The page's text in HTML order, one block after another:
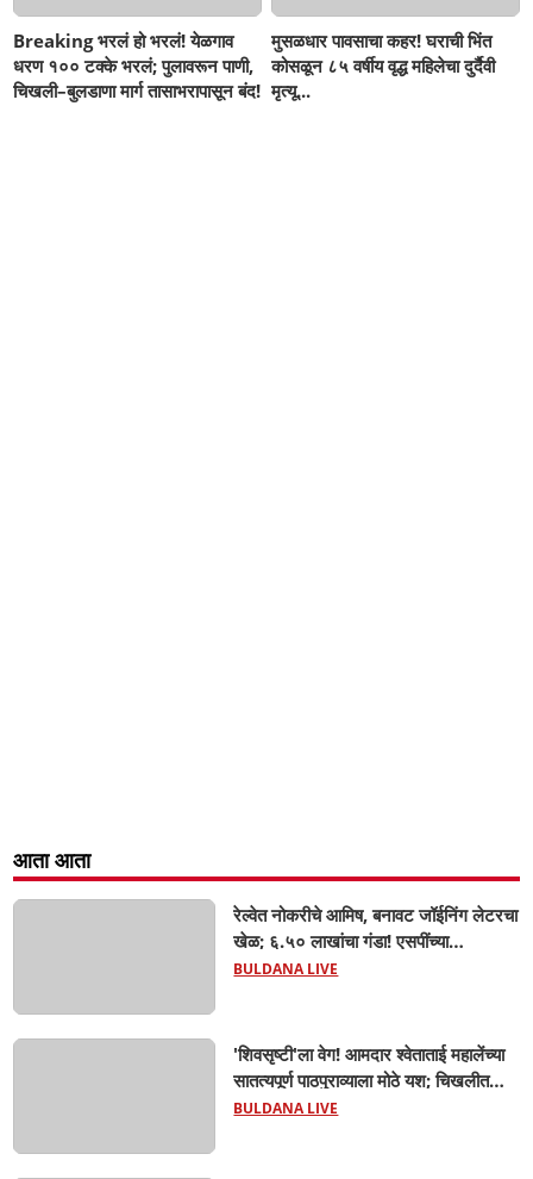
Breaking भरलं हो भरलं! येळगाव
धरण १०० टक्के भरलं; पुलावरून पाणी,
चिखली–बुलडाणा मार्ग तासाभरापासून बंद!
मुसळधार पावसाचा कहर! घराची भिंत
कोसळून ८५ वर्षीय वृद्ध महिलेचा दुर्दैवी
मृत्यू...
आता आता
रेल्वेत नोकरीचे आमिष, बनावट जॉईनिंग लेटरचा
खेळ; ६.५० लाखांचा गंडा! एसपींच्या
आदेशानंतर अखेर गुन्हा दाखल; आसलगावच्या
BULDANA LIVE
'शिवसृष्टी'ला वेग! आमदार श्वेताताई महालेंच्या
सातत्यपूर्ण पाठपुराव्याला मोठे यश; चिखलीत
साकारणार ६५ कोटींचा भव्य 'छत्रपती शिवाजी
BULDANA LIVE